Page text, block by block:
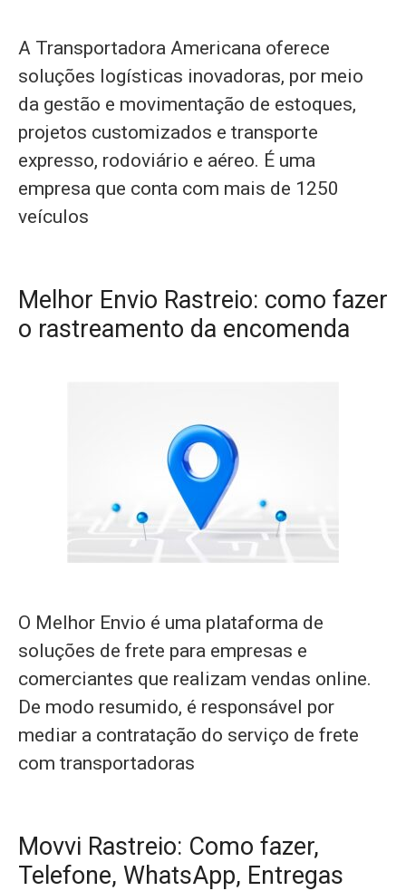
A Transportadora Americana oferece
soluções logísticas inovadoras, por meio
da gestão e movimentação de estoques,
projetos customizados e transporte
expresso, rodoviário e aéreo. É uma
empresa que conta com mais de 1250
veículos
Melhor Envio Rastreio: como fazer
o rastreamento da encomenda
O Melhor Envio é uma plataforma de
soluções de frete para empresas e
comerciantes que realizam vendas online.
De modo resumido, é responsável por
mediar a contratação do serviço de frete
com transportadoras
Movvi Rastreio: Como fazer,
Telefone, WhatsApp, Entregas